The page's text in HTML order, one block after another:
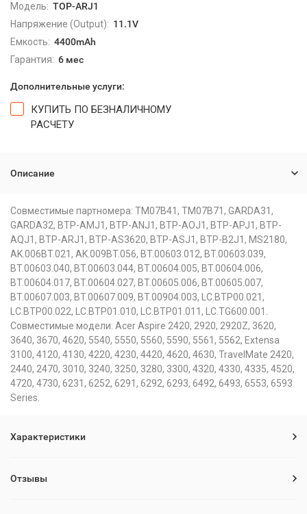
Модель: TOP-ARJ1
Напряжение (Output): 11.1V
Емкость: 4400mAh
Гарантия: 6 мес
Дополнительные услуги:
КУПИТЬ ПО БЕЗНАЛИЧНОМУ
РАСЧЕТУ
Описание
Совместимые партномера: TM07B41, TM07B71, GARDA31,
GARDA32, BTP-AMJ1, BTP-ANJ1, BTP-AOJ1, BTP-APJ1, BTP-
AQJ1, BTP-ARJ1, BTP-AS3620, BTP-ASJ1, BTP-B2J1, MS2180,
AK.006BT.021, AK.009BT.056, BT.00603.012, BT.00603.039,
BT.00603.040, BT.00603.044, BT.00604.005, BT.00604.006,
BT.00604.017, BT.00604.027, BT.00605.006, BT.00605.007,
BT.00607.003, BT.00607.009, BT.00904.003, LC.BTP00.021,
LC.BTP00.022, LC.BTP01.010, LC.BTP01.011, LC.TG600.001.
Совместимые модели: Acer Aspire 2420, 2920, 2920Z, 3620,
3640, 3670, 4620, 5540, 5550, 5560, 5590, 5561, 5562, Extensa
3100, 4120, 4130, 4220, 4230, 4420, 4620, 4630, TravelMate 2420,
2440, 2470, 3010, 3240, 3250, 3280, 3300, 4320, 4330, 4335, 4520,
4720, 4730, 6231, 6252, 6291, 6292, 6293, 6492, 6493, 6553, 6593
Series.
Характеристики
Отзывы